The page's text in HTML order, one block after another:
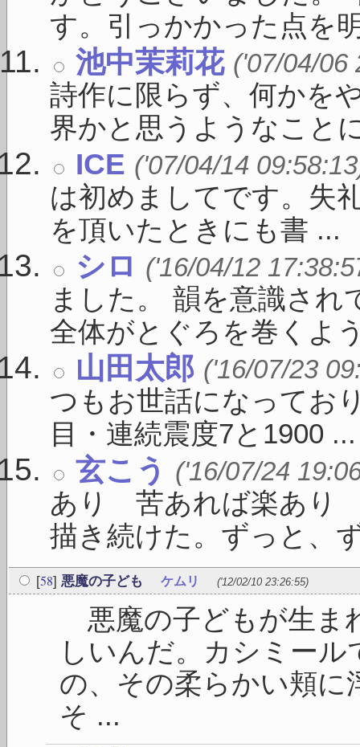
す。引っかかった点を
池中茉莉花 ('07/04/06
詩作に限らず、何かを
界かと思うようなこと
ICE ('07/04/14
は初めましてです。失
を頂いたときにも書 ...
シロ ('16/04/12
ました。 韻を意識さ
全体がとぐろを巻くよ
山田太郎 ('16/07/23
つもお世話になってお
目・連続震度7と1900 ...
玄こう ('16/07/24
あり 苦あれば楽あ
描き続けた。ずっと、
[58] 悪魔の子ども ケムリ ('12/02/10 23:26:55)
悪魔の子どもが生ま
しいんだ。カシミー
の、その柔らかい頬に
そ ...